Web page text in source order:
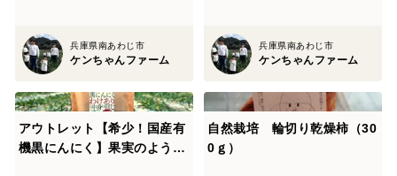
兵庫県南あわじ市
ケンちゃんファーム
兵庫県南あわじ市
ケンちゃんファーム
アウトレット【希少！国産有
機黒にんにく】果実のような
自然栽培 輪切り乾燥柿（30
0ｇ）